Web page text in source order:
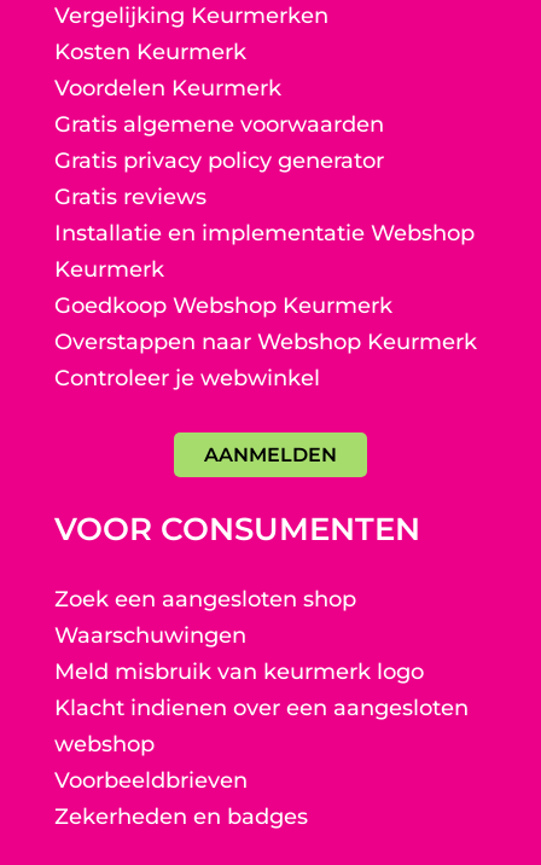
Vergelijking Keurmerken
Kosten Keurmerk
Voordelen Keurmerk
Gratis algemene voorwaarden
Gratis privacy policy generator
Gratis reviews
Installatie en implementatie Webshop
Keurmerk
Goedkoop Webshop Keurmerk
Overstappen naar Webshop Keurmerk
Controleer je webwinkel
AANMELDEN
VOOR CONSUMENTEN
Zoek een aangesloten shop
Waarschuwingen
Meld misbruik van keurmerk logo
Klacht indienen over een aangesloten
webshop
Voorbeeldbrieven
Zekerheden en badges